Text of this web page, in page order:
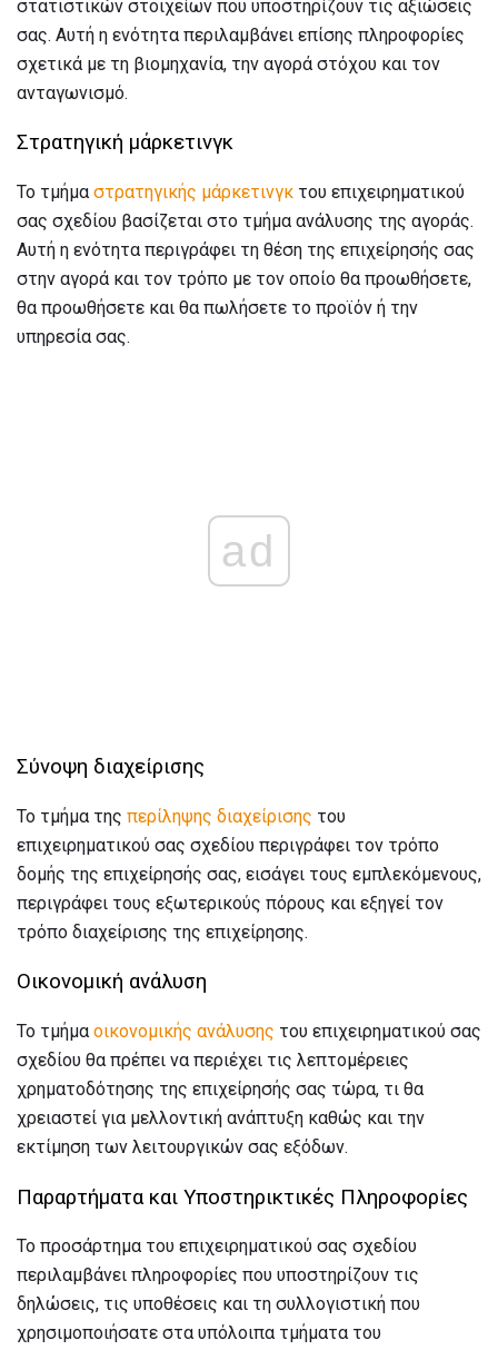
στατιστικών στοιχείων που υποστηρίζουν τις αξιώσεις
σας. Αυτή η ενότητα περιλαμβάνει επίσης πληροφορίες
σχετικά με τη βιομηχανία, την αγορά στόχου και τον
ανταγωνισμό.
Στρατηγική μάρκετινγκ
Το τμήμα στρατηγικής μάρκετινγκ του επιχειρηματικού
σας σχεδίου βασίζεται στο τμήμα ανάλυσης της αγοράς.
Αυτή η ενότητα περιγράφει τη θέση της επιχείρησής σας
στην αγορά και τον τρόπο με τον οποίο θα προωθήσετε,
θα προωθήσετε και θα πωλήσετε το προϊόν ή την
υπηρεσία σας.
ad
Σύνοψη διαχείρισης
Το τμήμα της περίληψης διαχείρισης του
επιχειρηματικού σας σχεδίου περιγράφει τον τρόπο
δομής της επιχείρησής σας, εισάγει τους εμπλεκόμενους,
περιγράφει τους εξωτερικούς πόρους και εξηγεί τον
τρόπο διαχείρισης της επιχείρησης.
Οικονομική ανάλυση
Το τμήμα οικονομικής ανάλυσης του επιχειρηματικού σας
σχεδίου θα πρέπει να περιέχει τις λεπτομέρειες
χρηματοδότησης της επιχείρησής σας τώρα, τι θα
χρειαστεί για μελλοντική ανάπτυξη καθώς και την
εκτίμηση των λειτουργικών σας εξόδων.
Παραρτήματα και Υποστηρικτικές Πληροφορίες
Το προσάρτημα του επιχειρηματικού σας σχεδίου
περιλαμβάνει πληροφορίες που υποστηρίζουν τις
δηλώσεις, τις υποθέσεις και τη συλλογιστική που
χρησιμοποιήσατε στα υπόλοιπα τμήματα του